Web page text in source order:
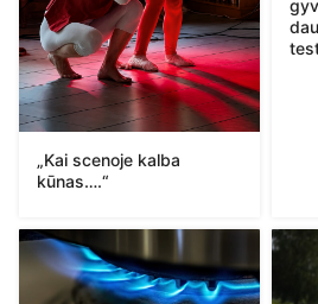
„Kai scenoje kalba
kūnas….“